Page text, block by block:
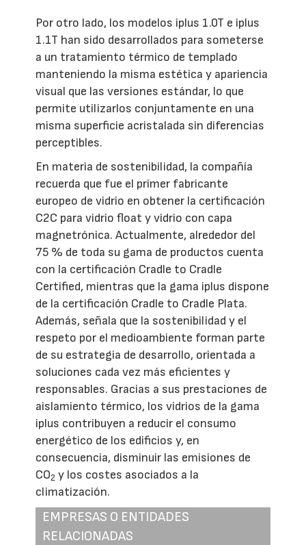
Por otro lado, los modelos iplus 1.0T e iplus
1.1T han sido desarrollados para someterse
a un tratamiento térmico de templado
manteniendo la misma estética y apariencia
visual que las versiones estándar, lo que
permite utilizarlos conjuntamente en una
misma superficie acristalada sin diferencias
perceptibles.
En materia de sostenibilidad, la compañía
recuerda que fue el primer fabricante
europeo de vidrio en obtener la certificación
C2C para vidrio float y vidrio con capa
magnetrónica. Actualmente, alrededor del
75 % de toda su gama de productos cuenta
con la certificación Cradle to Cradle
Certified, mientras que la gama iplus dispone
de la certificación Cradle to Cradle Plata.
Además, señala que la sostenibilidad y el
respeto por el medioambiente forman parte
de su estrategia de desarrollo, orientada a
soluciones cada vez más eficientes y
responsables. Gracias a sus prestaciones de
aislamiento térmico, los vidrios de la gama
iplus contribuyen a reducir el consumo
energético de los edificios y, en
consecuencia, disminuir las emisiones de
CO2 y los costes asociados a la
climatización.
EMPRESAS O ENTIDADES
RELACIONADAS